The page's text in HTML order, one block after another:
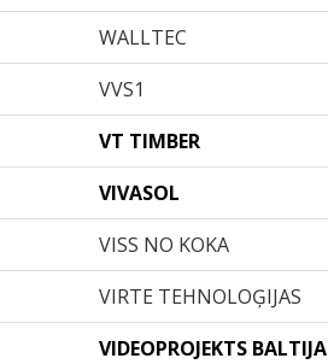
WALLTEC
VVS1
VT TIMBER
VIVASOL
VISS NO KOKA
VIRTE TEHNOLOĢIJAS
VIDEOPROJEKTS BALTIJA